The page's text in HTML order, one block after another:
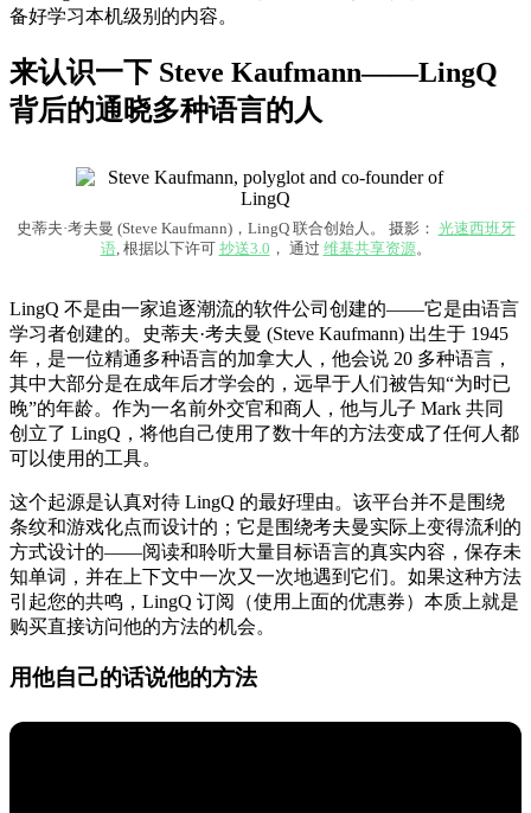
备好学习本机级别的内容。
来认识一下 Steve Kaufmann——LingQ
背后的通晓多种语言的人
史蒂夫·考夫曼 (Steve Kaufmann)，LingQ 联合创始人。 摄影： 光速西班牙
语, 根据以下许可 抄送3.0 ， 通过 维基共享资源。
LingQ 不是由一家追逐潮流的软件公司创建的——它是由语言
学习者创建的。史蒂夫·考夫曼 (Steve Kaufmann) 出生于 1945
年，是一位精通多种语言的加拿大人，他会说 20 多种语言，
其中大部分是在成年后才学会的，远早于人们被告知“为时已
晚”的年龄。作为一名前外交官和商人，他与儿子 Mark 共同
创立了 LingQ，将他自己使用了数十年的方法变成了任何人都
可以使用的工具。
这个起源是认真对待 LingQ 的最好理由。该平台并不是围绕
条纹和游戏化点而设计的；它是围绕考夫曼实际上变得流利的
方式设计的——阅读和聆听大量目标语言的真实内容，保存未
知单词，并在上下文中一次又一次地遇到它们。如果这种方法
引起您的共鸣，LingQ 订阅（使用上面的优惠券）本质上就是
购买直接访问他的方法的机会。
用他自己的话说他的方法